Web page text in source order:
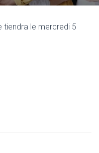
tiendra le mercredi 5